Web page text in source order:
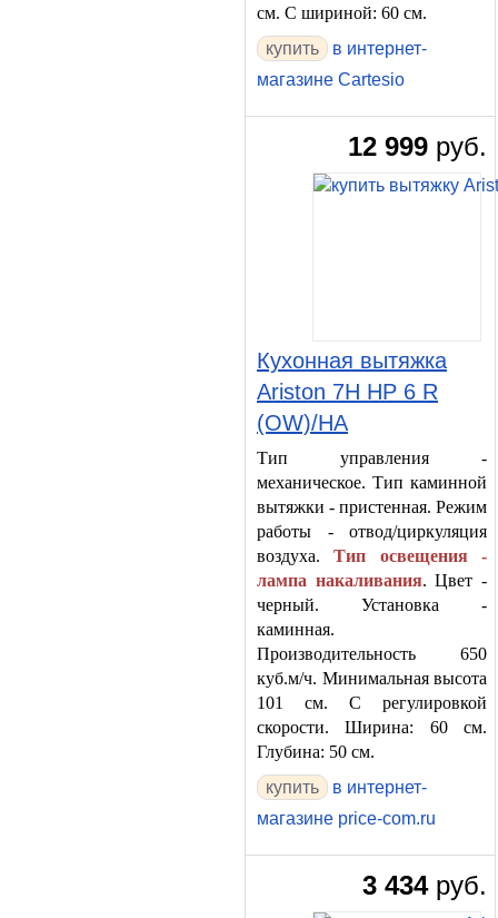
см. С шириной: 60 см.
в интернет-
магазине Cartesio
12 999 руб.
Кухонная вытяжка
Ariston 7H HP 6 R
(OW)/HA
Тип управления -
механическое. Тип каминной
вытяжки - пристенная. Режим
работы - отвод/циркуляция
воздуха.Тип освещения -
лампа накаливания. Цвет -
черный. Установка -
каминная.
Производительность 650
куб.м/ч. Минимальная высота
101 см. С регулировкой
скорости. Ширина: 60 см.
Глубина: 50 см.
в интернет-
магазине price-com.ru
3 434руб.